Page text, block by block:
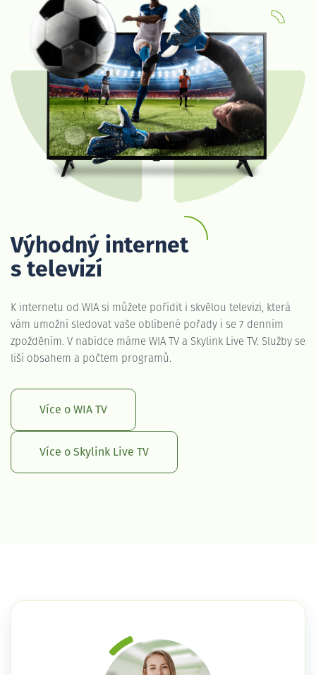
Výhodný internet
s televizí
K internetu od WIA si můžete pořídit i skvělou televizi, která
vám umožní sledovat vaše oblíbené pořady i se 7 denním
zpožděním. V nabídce máme WIA TV a Skylink Live TV. Služby se
liší obsahem a počtem programů.
Více o WIA TV
Více o Skylink Live TV